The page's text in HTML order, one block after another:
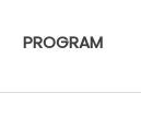
PROGRAM